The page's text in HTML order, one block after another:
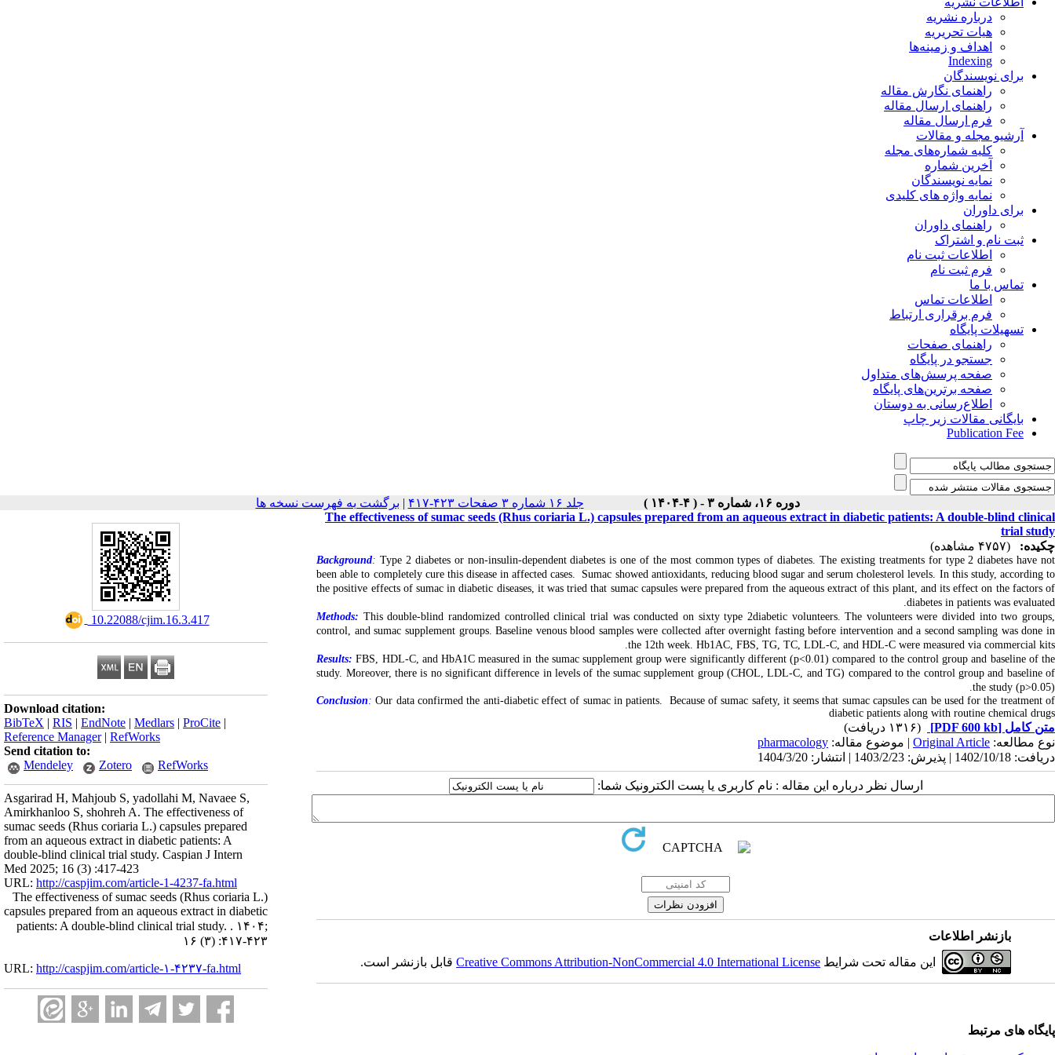
درباره نشریه
هیات تحریریه
اهداف و زمینه‌ها
Indexing
برای نویسندگان
راهنمای نگارش مقاله
راهنمای ارسال مقاله
فرم ارسال مقاله
آرشیو مجله و مقالات
کلیه شماره‌های مجله
آخرین شماره
نمایه نویسندگان
نمایه واژه های کلیدی
برای داوران
راهنمای داوران
ثبت نام و اشتراک
اطلاعات ثبت نام
فرم ثبت نام
تماس با ما
اطلاعات تماس
فرم برقراری ارتباط
تسهیلات پایگاه
راهنمای صفحات
جستجو در پایگاه
صفحه پرسش‌های متداول
صفحه برترین‌های پایگاه
اطلاع‌رسانی به دوستان
بایگانی مقالات زیر چاپ
Publication Fee
دوره ۱۶، شماره ۳ - ( ۴-۱۴۰۴ ) جلد ۱۶ شماره ۳ صفحات ۴۲۳-۴۱۷ | برگشت به فهرست نسخه ها
‎ 10.22088/cjim.16.3.417
Download citation:
BibTeX | RIS | EndNote | Medlars | ProCite |
Reference Manager| RefWorks
Send citation to:
Mendeley
Zotero RefWorks
Asgarirad H, Mahjoub S, yadollahi M, Navaee S,
Amirkhanloo S, shohreh A. The effectiveness of
sumac seeds (Rhus coriaria L.) capsules prepared
from an aqueous extract in diabetic patients: A
double-blind clinical trial study. Caspian J Intern
Med 2025; 16 (3) :417-423
URL: http://caspjim.com/article-1-4237-fa.html
The effectiveness of sumac seeds (Rhus coriaria L.)
capsules prepared from an aqueous extract in diabetic
patients: A double-blind clinical trial study. . ۱۴۰۴;
۱۶ (۳) :۴۱۷-۴۲۳
URL: http://caspjim.com/article-۱-۴۲۳۷-fa.html
The effectiveness of sumac seeds (Rhus coriaria L.) capsules prepared from an aqueous extract in diabetic patients: A double-blind clinical
trial study
چکیده:
(۴۷۵۷ مشاهده)
Background: Type 2 diabetes or non-insulin-dependent diabetes is one of the most common types of diabetes. The existing treatments for type 2 diabetes have not
been able to completely cure this disease in affected cases. Sumac showed antioxidants, reducing blood sugar and serum cholesterol levels. In this study, according to
the positive effects of sumac in diabetic diseases, it was tried that sumac capsules were prepared from the aqueous extract of this plant, and its effect on the factors of
diabetes in patients was evaluated.
Methods: This double-blind randomized controlled clinical trial was conducted on sixty type 2diabetic volunteers.The volunteers were divided into two groups,
control, and sumac supplement groups. Baseline venous blood samples were collected after overnight fasting before intervention and a second sampling was done in
the 12th week. Hb1AC, FBS, TG, TC, LDL-C, and HDL-C were measured via commercial kits.
Results: FBS, HDL-C, and HbA1C measured in the sumac supplement group were significantly different (p<0.01) compared to the control group and baseline of the
study. Moreover, there is no significant difference in levels of the sumac supplement group (CHOL, LDL-C, and TG) compared to the control group and baseline of
the study (p>0.05).
Conclusion: Our data confirmed the anti-diabetic effect of sumac in patients. Because of sumac safety, it seems that sumac capsules can be used for the treatment of
diabetic patients along with routine chemical drugs
متن کامل [PDF 600 kb]
(۱۳۱۶ دریافت)
نوع مطالعه: Original Article | موضوع مقاله: pharmacology
دریافت: 1402/10/18 | پذیرش: 1403/2/23 | انتشار: 1404/3/20
ارسال نظر درباره این مقاله : نام کاربری یا پست الکترونیک شما:
بازنشر اطلاعات
این مقاله تحت شرایط Creative Commons Attribution-NonCommercial 4.0 International Licenseقابل بازنشر است.
پایگاه های مرتبط